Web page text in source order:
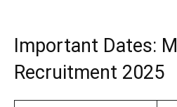
Important Dates:
Recruitment 2025